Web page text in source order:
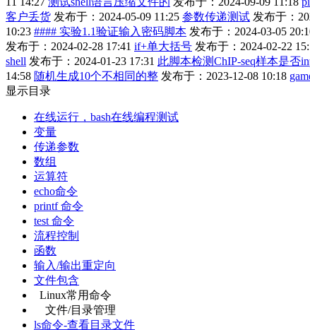
客户丢货 发布于：2024-05-09 11:25 参数传递测试 发布于：
10:23 #### 实验1.1验证输入密码脚本 发布于：2024-03-05
发布于：2024-02-28 17:41 if+单大括号 发布于：2024-02-22
shell 发布于：2024-01-23 17:31 此脚本检测ChIP-seq样本是否
14:58 随机生成10个不相同的整 发布于：2023-12-08 10:18
显示目录
在线运行，bash在线编程测试
变量
传递参数
数组
运算符
echo命令
printf 命令
test 命令
流程控制
函数
输入/输出重定向
文件包含
Linux常用命令
文件/目录管理
ls命令-查看目录文件